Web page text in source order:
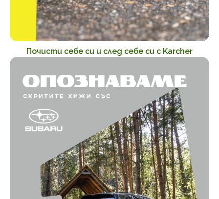
Почисти себе си и след себе си с Karcher